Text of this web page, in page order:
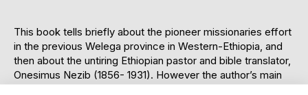
This book tells briefly about the pioneer missionaries effort
in the previous Welega province in Western-Ethiopia, and
then about the untiring Ethiopian pastor and bible translator,
Onesimus Nezib (1856- 1931). However the author’s main